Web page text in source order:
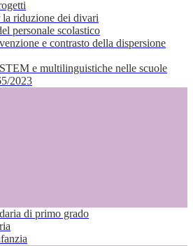
riduzione dei divari
personale scolastico
e contrasto della dispersione
e multilinguistiche nelle scuole
2023
di primo grado